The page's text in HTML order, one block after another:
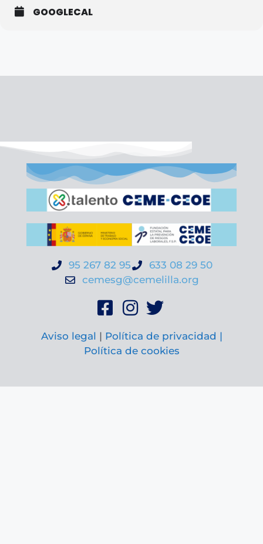
GOOGLECAL
95 267 82 95
633 08 29 50
cemesg@cemelilla.org
Aviso legal | Política de privacidad |
Política de cookies